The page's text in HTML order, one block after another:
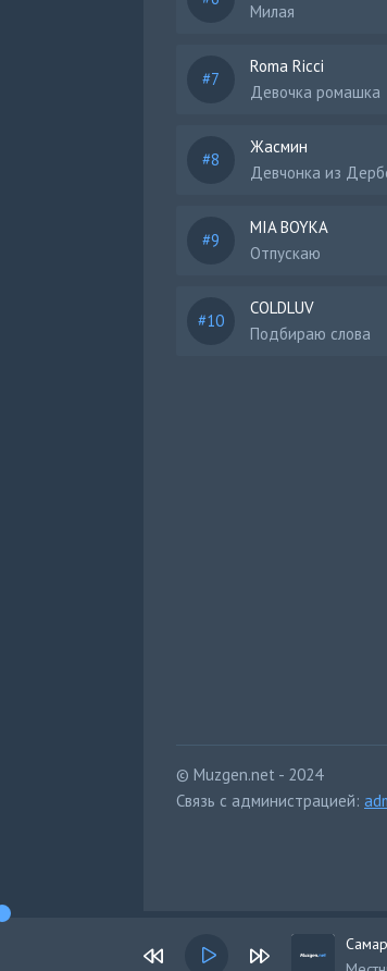
Милая
Roma Ricci
Девочка ромашка
Жасмин
Девчонка из
MIA BOYKA
Отпускаю
COLDLUV
Подбираю слова
© Muzgen.net - 2024
Связь с администрацией: